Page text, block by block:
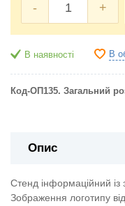
- +
В наявності В
Код-ОП135. Загальний
Опис
Стенд інформаційний із
Зображення логотипу